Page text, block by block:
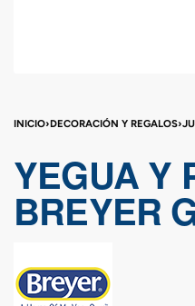
INICIO›DECORACIÓN Y REGALOS›
YEGUA Y
BREYER